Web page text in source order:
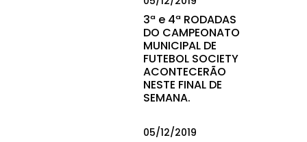
3ª e 4ª RODADAS
DO CAMPEONATO
MUNICIPAL DE
FUTEBOL SOCIETY
ACONTECERÃO
NESTE FINAL DE
SEMANA.
05/12/2019